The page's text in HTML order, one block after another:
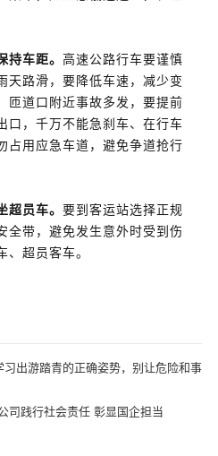
持车距。 高速公路行车要谨慎
天路滑，要降低车速，减少变
匝道口附近事故多发，要提前
口，千万不能急刹车、在行车
占用应急车道，避免争道抢行
超员车。 要到客运站选择正规
全带，避免发生意外时受到伤
、超员客车。
习出游踏青的正确姿势，别让危险和事
司践行社会责任 彰显国企担当